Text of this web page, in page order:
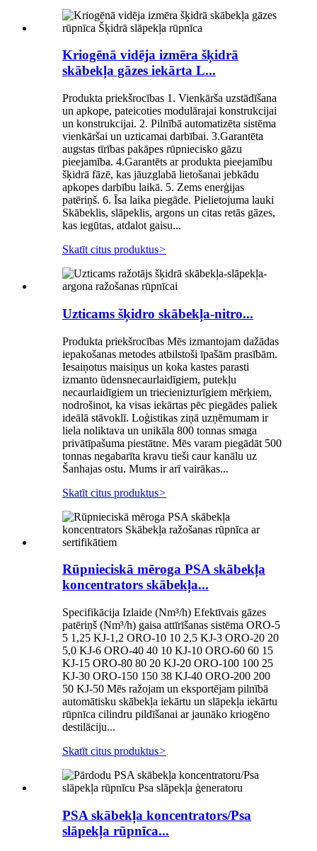
Kriogēnā vidēja izmēra šķidrā
skābekļa gāzes iekārta L...
Produkta priekšrocības 1. Vienkārša uzstādīšana
un apkope, pateicoties modulārajai konstrukcijai
un konstrukcijai. 2. Pilnībā automatizēta sistēma
vienkāršai un uzticamai darbībai. 3.Garantēta
augstas tīrības pakāpes rūpniecisko gāzu
pieejamība. 4.Garantēts ar produkta pieejamību
šķidrā fāzē, kas jāuzglabā lietošanai jebkādu
apkopes darbību laikā. 5. Zems enerģijas
patēriņš. 6. Īsa laika piegāde. Pielietojuma lauki
Skābeklis, slāpeklis, argons un citas retās gāzes,
kas iegūtas, atdalot gaisu...
Skatīt citus produktus>
Uzticams šķidro skābekļa-nitro...
Produkta priekšrocības Mēs izmantojam dažādas
iepakošanas metodes atbilstoši īpašām prasībām.
Iesaiņotus maisiņus un koka kastes parasti
izmanto ūdensnecaurlaidīgiem, putekļu
necaurlaidīgiem un triecienizturīgiem mērķiem,
nodrošinot, ka visas iekārtas pēc piegādes paliek
ideālā stāvoklī. Loģistikas ziņā uzņēmumam ir
liela noliktava un unikāla 800 tonnas smaga
privātīpašuma piestātne. Mēs varam piegādāt 500
tonnas negabarīta kravu tieši caur kanālu uz
Šanhajas ostu. Mums ir arī vairākas...
Skatīt citus produktus>
Rūpnieciskā mēroga PSA skābekļa
koncentrators skābekļa...
Specifikācija Izlaide (Nm³/h) Efektīvais gāzes
patēriņš (Nm³/h) gaisa attīrīšanas sistēma ORO-5
5 1,25 KJ-1,2 ORO-10 10 2,5 KJ-3 ORO-20 20
5,0 KJ-6 ORO-40 40 10 KJ-10 ORO-60 60 15
KJ-15 ORO-80 80 20 KJ-20 ORO-100 100 25
KJ-30 ORO-150 150 38 KJ-40 ORO-200 200
50 KJ-50 Mēs ražojam un eksportējam pilnībā
automātisku skābekļa iekārtu un slāpekļa iekārtu
rūpnīca cilindru pildīšanai ar jaunāko kriogēno
destilāciju...
Skatīt citus produktus>
PSA skābekļa koncentrators/Psa
slāpekļa rūpnīca...